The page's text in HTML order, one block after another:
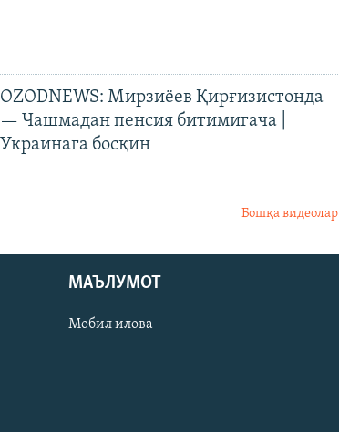
OZODNEWS: Мирзиёев Қирғизистонда
— Чашмадан пенсия битимигача |
Украинага босқин
Бошқа видеолар
МАЪЛУМОТ
Мобил илова